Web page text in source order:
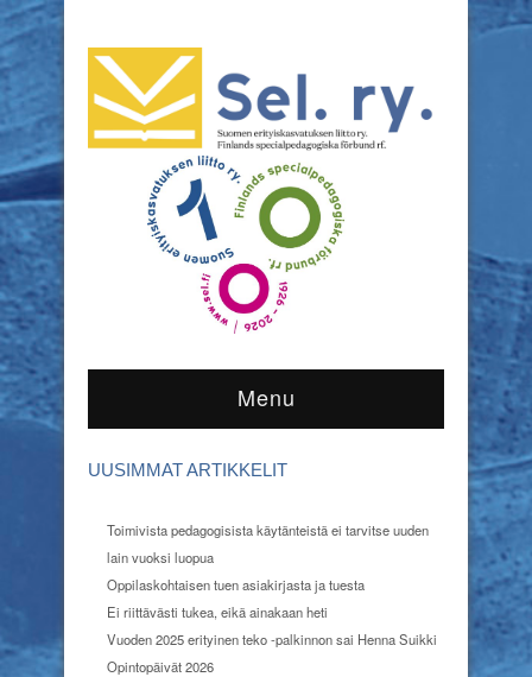
Menu
UUSIMMAT ARTIKKELIT
Toimivista pedagogisista käytänteistä ei tarvitse uuden
lain vuoksi luopua
Oppilaskohtaisen tuen asiakirjasta ja tuesta
Ei riittävästi tukea, eikä ainakaan heti
Vuoden 2025 erityinen teko -palkinnon sai Henna Suikki
Opintopäivät 2026